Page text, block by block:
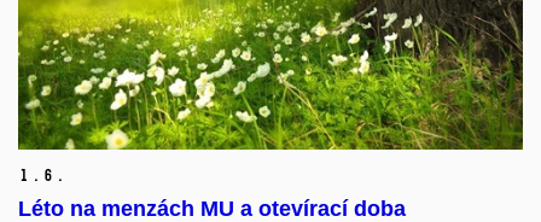
1. 6.
Léto na menzách MU a otevírací doba